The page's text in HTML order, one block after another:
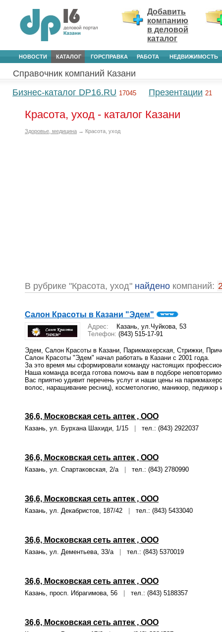
Добавить
компанию
в деловой
каталог
НОВОСТИ КАТАЛОГ ГОРСПРАВКА РАБОТА НЕДВИЖИМОСТЬ
Справочник компаний Казани
Бизнес-каталог DP16.RU 17045 Презентации 21
Красота, уход - каталог Казани
Здоровье, медицина → Красота, уход
В рубрике "Красота, уход" найдено компаний:
Салон Красоты в Казани "Эдем"
Адрес:
Казань, ул.Чуйкова, 53
Телефон: (843) 515-17-91
Эдем, Салон Красоты в Казани, Парикмахерская, Стрижки,
Салон Красоты "Эдем" начал работать в Казани с 2001 года.
За это время мы сформировали команду настоящих
Наша команда всегда готова помочь вам в подборе
Вас приятно удивит перечень услуг и наши цены на
волос, наращивание ресниц), косметологию, маникюр, педикюр
36,6, Московская сеть аптек , ООО
Казань, ул. Бурхана Шахиди, 1/15 тел.: (843) 2922037
36,6, Московская сеть аптек , ООО
Казань, ул. Спартаковская, 2/а тел.: (843) 2780990
36,6, Московская сеть аптек , ООО
Казань, ул. Декабристов, 187/42 тел.: (843) 5433040
36,6, Московская сеть аптек , ООО
Казань, ул. Дементьева, 33/а тел.: (843) 5370019
36,6, Московская сеть аптек , ООО
Казань, просп. Ибрагимова, 56 тел.: (843) 5188357
36,6, Московская сеть аптек , ООО